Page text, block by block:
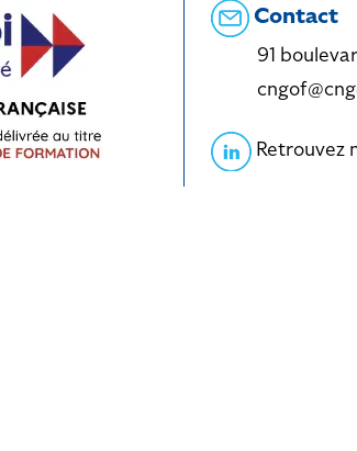
Contact
91
Retrouvez